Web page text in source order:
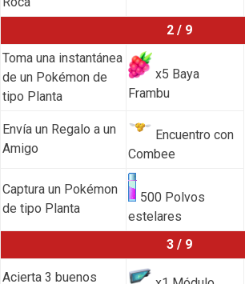
2 / 9
Toma una instantánea
de un Pokémon de
tipo Planta
x5 Baya
Frambu
Envía un Regalo a un
Amigo
Encuentro con
Combee
Captura un Pokémon
de tipo Planta
500 Polvos
estelares
3 / 9
Acierta 3 buenos